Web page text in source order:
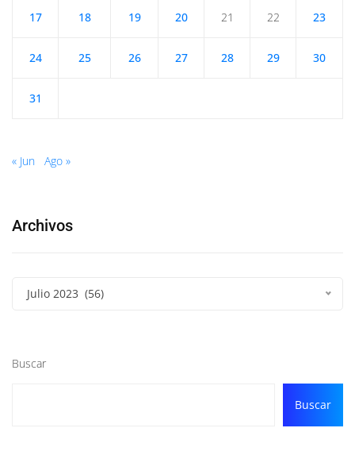
17 18 19 20 21 22 23
24 25 26 27 28 29 30
31
« Jun Ago »
Archivos
Julio 2023 (56)
Buscar
Buscar